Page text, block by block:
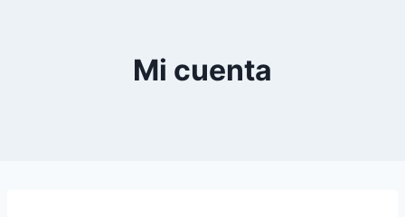
Mi cuenta